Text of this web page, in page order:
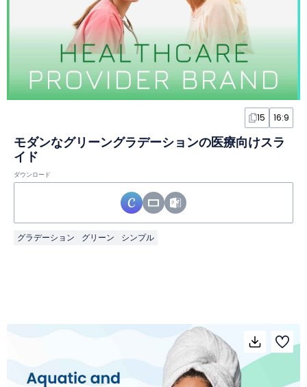
15 16:9
モダンなグリーングラデーションの医療向けスラ
イド
ダウンロード
グラデーション グリーン シンプル